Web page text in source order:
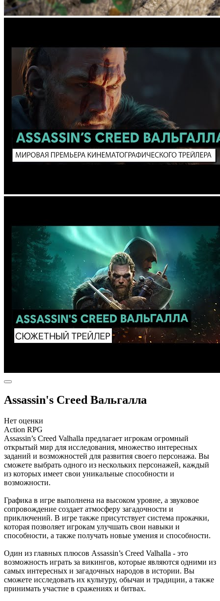
Assassin's Creed Вальгалла
Нет оценки
Action RPG
Assassin’s Creed Valhalla предлагает игрокам огромный
открытый мир для исследования, множество интересных
заданий и возможностей для развития своего персонажа. Вы
сможете выбрать одного из нескольких персонажей, каждый
из которых имеет свои уникальные способности и
возможности.
Графика в игре выполнена на высоком уровне, а звуковое
сопровождение создает атмосферу загадочности и
приключений. В игре также присутствует система прокачки,
которая позволяет игрокам улучшать свои навыки и
способности, а также получать новые умения и способности.
Один из главных плюсов Assassin’s Creed Valhalla - это
возможность играть за викингов, которые являются одними из
самых интересных и загадочных народов в истории. Вы
сможете исследовать их культуру, обычаи и традиции, а также
принимать участие в сражениях и битвах.